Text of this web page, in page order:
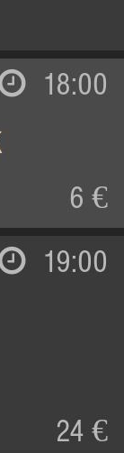
18:00
6 €
19:00
24 €